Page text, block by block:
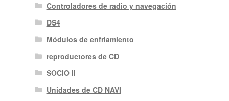
Controladores de radio y navegación
DS4
Módulos de enfriamiento
reproductores de CD
SOCIO II
Unidades de CD NAVI